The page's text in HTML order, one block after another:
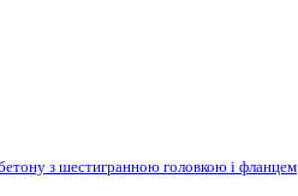
з шестигранною головкою і фланцем